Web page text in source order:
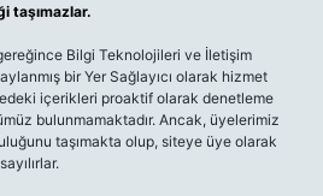
taşımazlar.
Bilgi Teknolojileri ve İletişim
bir Yer Sağlayıcı olarak hizmet
içerikleri proaktif olarak denetleme
bulunmamaktadır. Ancak, üyelerimiz
taşımakta olup, siteye üye olarak